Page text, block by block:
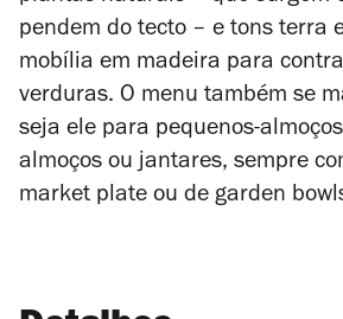
pendem do tecto – e tons terra
mobília em madeira para
verduras. O menu também se
seja ele para pequenos-
almoços ou jantares, sempre
market plate ou de garden